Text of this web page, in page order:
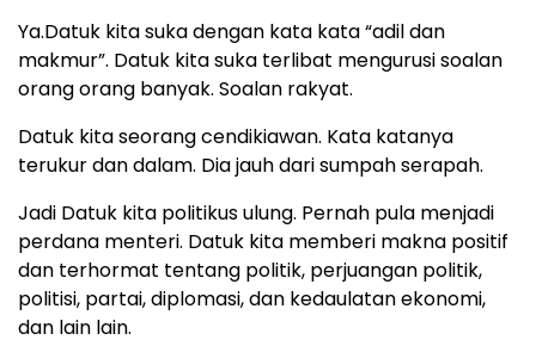
Ya.Datuk kita suka dengan kata kata “adil dan
makmur”. Datuk kita suka terlibat mengurusi soalan
orang orang banyak. Soalan rakyat.
Datuk kita seorang cendikiawan. Kata katanya
terukur dan dalam. Dia jauh dari sumpah serapah.
Jadi Datuk kita politikus ulung. Pernah pula menjadi
perdana menteri. Datuk kita memberi makna positif
dan terhormat tentang politik, perjuangan politik,
politisi, partai, diplomasi, dan kedaulatan ekonomi,
dan lain lain.